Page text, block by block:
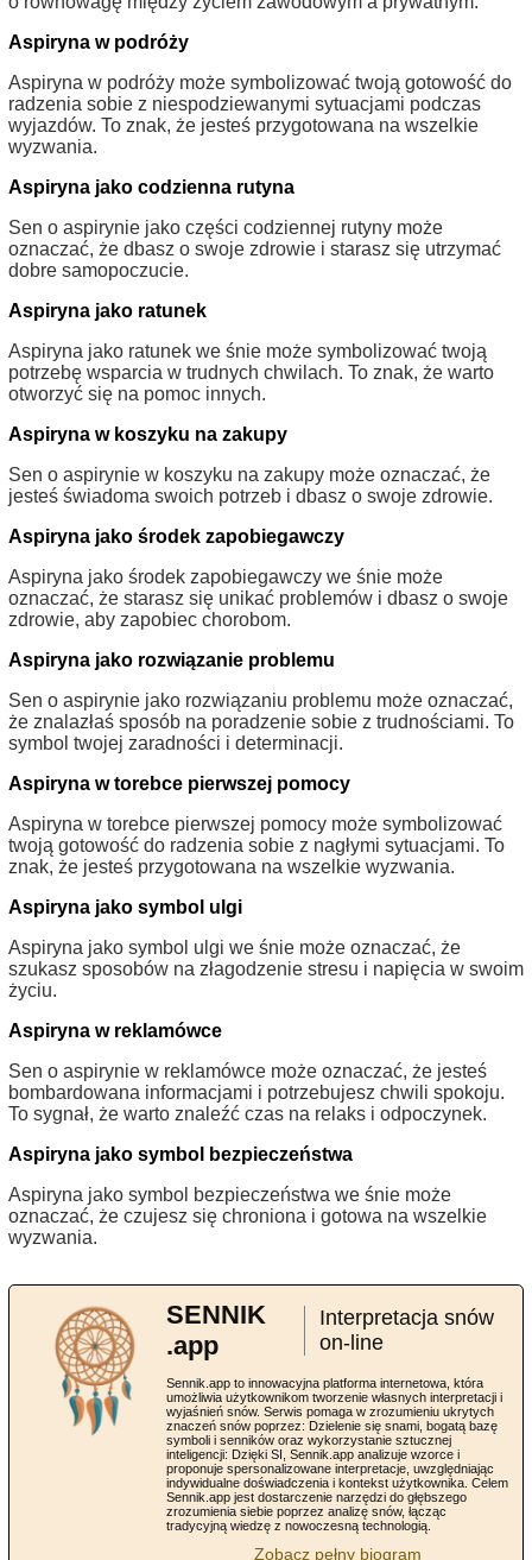
Aspiryna w podróży
Aspiryna w podróży może symbolizować twoją gotowość do
radzenia sobie z niespodziewanymi sytuacjami podczas
wyjazdów. To znak, że jesteś przygotowana na wszelkie
wyzwania.
Aspiryna jako codzienna rutyna
Sen o aspirynie jako części codziennej rutyny może
oznaczać, że dbasz o swoje zdrowie i starasz się utrzymać
dobre samopoczucie.
Aspiryna jako ratunek
Aspiryna jako ratunek we śnie może symbolizować twoją
potrzebę wsparcia w trudnych chwilach. To znak, że warto
otworzyć się na pomoc innych.
Aspiryna w koszyku na zakupy
Sen o aspirynie w koszyku na zakupy może oznaczać, że
jesteś świadoma swoich potrzeb i dbasz o swoje zdrowie.
Aspiryna jako środek zapobiegawczy
Aspiryna jako środek zapobiegawczy we śnie może
oznaczać, że starasz się unikać problemów i dbasz o swoje
zdrowie, aby zapobiec chorobom.
Aspiryna jako rozwiązanie problemu
Sen o aspirynie jako rozwiązaniu problemu może oznaczać,
że znalazłaś sposób na poradzenie sobie z trudnościami. To
symbol twojej zaradności i determinacji.
Aspiryna w torebce pierwszej pomocy
Aspiryna w torebce pierwszej pomocy może symbolizować
twoją gotowość do radzenia sobie z nagłymi sytuacjami. To
znak, że jesteś przygotowana na wszelkie wyzwania.
Aspiryna jako symbol ulgi
Aspiryna jako symbol ulgi we śnie może oznaczać, że
szukasz sposobów na złagodzenie stresu i napięcia w swoim
życiu.
Aspiryna w reklamówce
Sen o aspirynie w reklamówce może oznaczać, że jesteś
bombardowana informacjami i potrzebujesz chwili spokoju.
To sygnał, że warto znaleźć czas na relaks i odpoczynek.
Aspiryna jako symbol bezpieczeństwa
Aspiryna jako symbol bezpieczeństwa we śnie może
oznaczać, że czujesz się chroniona i gotowa na wszelkie
wyzwania.
SENNIK
.app
Interpretacja snów
on-line
Sennik.app to innowacyjna platforma internetowa, która
umożliwia użytkownikom tworzenie własnych interpretacji i
wyjaśnień snów. Serwis pomaga w zrozumieniu ukrytych
znaczeń snów poprzez: Dzielenie się snami, bogatą bazę
symboli i senników oraz wykorzystanie sztucznej
inteligencji: Dzięki SI, Sennik.app analizuje wzorce i
proponuje spersonalizowane interpretacje, uwzględniając
indywidualne doświadczenia i kontekst użytkownika. Celem
Sennik.app jest dostarczenie narzędzi do głębszego
zrozumienia siebie poprzez analizę snów, łącząc
tradycyjną wiedzę z nowoczesną technologią.
Zobacz pełny biogram